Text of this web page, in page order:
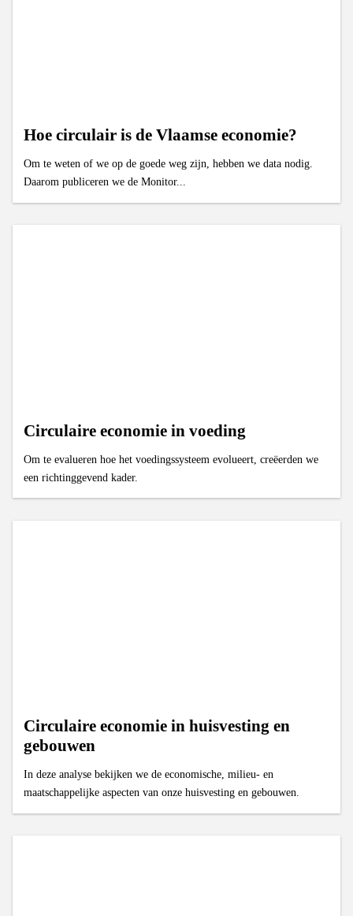
Hoe circulair is de Vlaamse economie?
Om te weten of we op de goede weg zijn, hebben we data nodig.
Daarom publiceren we de Monitor...
Circulaire economie in voeding
Om te evalueren hoe het voedingssysteem evolueert, creëerden we
een richtinggevend kader.
Circulaire economie in huisvesting en
gebouwen
In deze analyse bekijken we de economische, milieu- en
maatschappelijke aspecten van onze huisvesting en gebouwen.